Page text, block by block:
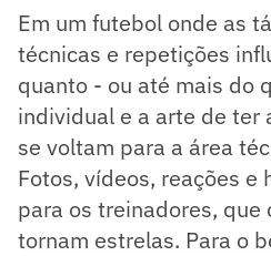
Em um futebol onde as
técnicas e repetições
quanto - ou até mais do
individual e a arte de ter
se voltam para a área
Fotos, vídeos, reações e
para os treinadores, que
tornam estrelas. Para o